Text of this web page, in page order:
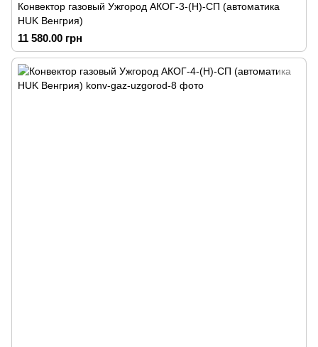
Конвектор газовый Ужгород АКОГ-3-(Н)-СП (автоматика
HUK Венгрия)
11 580.00 грн